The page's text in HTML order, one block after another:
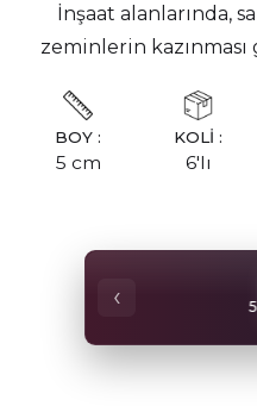
İnşaat alanlarında,
zeminlerin
BOY :
5 cm
KOLİ :
6'lı
‹